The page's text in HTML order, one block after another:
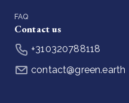
FAQ
Contact us
+310320788118
contact@green.earth